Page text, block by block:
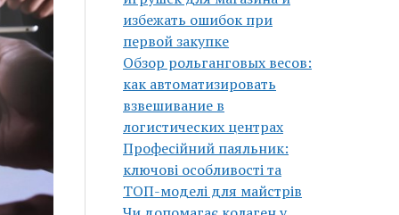
избежать ошибок при
первой закупке
Обзор рольганговых весов:
как автоматизировать
взвешивание в
логистических центрах
Професійний паяльник:
ключові особливості та
ТОП-моделі для майстрів